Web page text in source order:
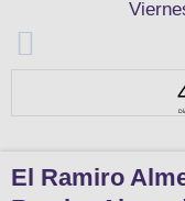
El Ramiro